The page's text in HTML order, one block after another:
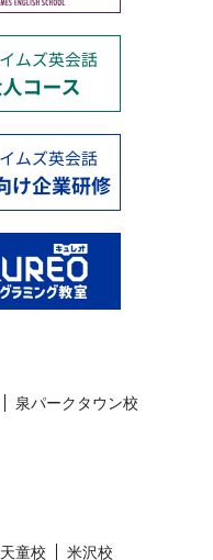
泉パークタウン校
天童校 米沢校